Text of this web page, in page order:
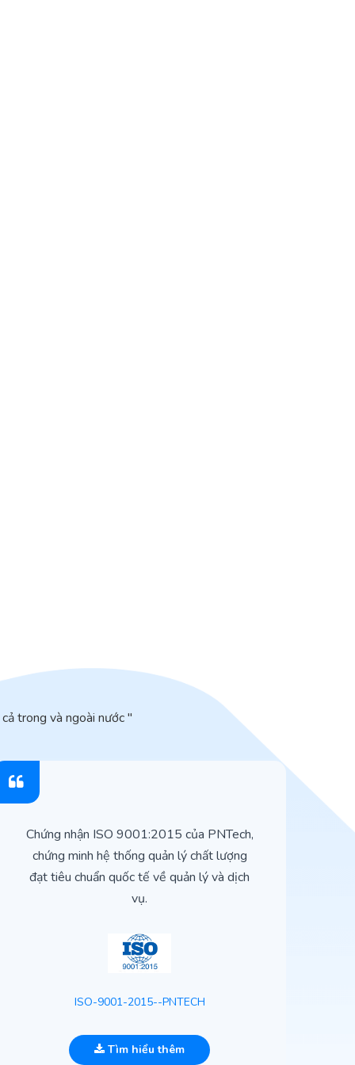
trong và ngoài nước "
Chứng nhận ISO 9001:2015 của PNTech,
chứng minh hệ thống quản lý chất lượng
đạt tiêu chuẩn quốc tế về quản lý và dịch
vụ.
ISO-9001-2015--PNTECH
Tìm hiểu thêm